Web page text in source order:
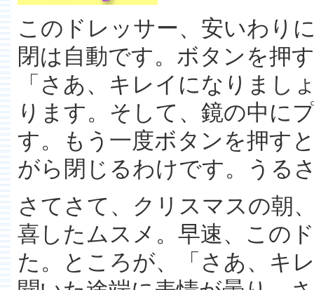
このドレッサー、安いわり
閉は自動です。ボタンを押
「さあ、キレイになりまし
ります。そして、鏡の中に
す。もう一度ボタンを押す
がら閉じるわけです。うる
さてさて、クリスマスの朝
喜したムスメ。早速、この
た。ところが、「さあ、キ